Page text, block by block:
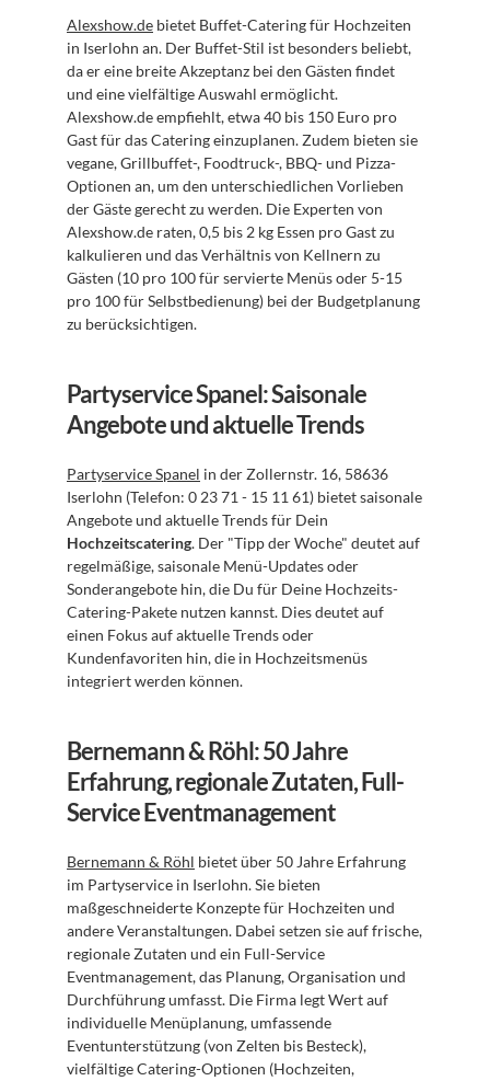
Alexshow.de bietet Buffet-Catering für Hochzeiten
in Iserlohn an. Der Buffet-Stil ist besonders beliebt,
da er eine breite Akzeptanz bei den Gästen findet
und eine vielfältige Auswahl ermöglicht.
Alexshow.de empfiehlt, etwa 40 bis 150 Euro pro
Gast für das Catering einzuplanen. Zudem bieten sie
vegane, Grillbuffet-, Foodtruck-, BBQ- und Pizza-
Optionen an, um den unterschiedlichen Vorlieben
der Gäste gerecht zu werden. Die Experten von
Alexshow.de raten, 0,5 bis 2 kg Essen pro Gast zu
kalkulieren und das Verhältnis von Kellnern zu
Gästen (10 pro 100 für servierte Menüs oder 5-15
pro 100 für Selbstbedienung) bei der Budgetplanung
zu berücksichtigen.
Partyservice Spanel: Saisonale
Angebote und aktuelle Trends
Partyservice Spanel in der Zollernstr. 16, 58636
Iserlohn (Telefon: 0 23 71 - 15 11 61) bietet saisonale
Hochzeitscatering. Der "Tipp der Woche" deutet auf
regelmäßige, saisonale Menü-Updates oder
Sonderangebote hin, die Du für Deine Hochzeits-
Catering-Pakete nutzen kannst. Dies deutet auf
einen Fokus auf aktuelle Trends oder
Kundenfavoriten hin, die in Hochzeitsmenüs
integriert werden können.
Bernemann & Röhl: 50 Jahre
Erfahrung, regionale Zutaten, Full-
Service Eventmanagement
Bernemann & Röhl bietet über 50 Jahre Erfahrung
im Partyservice in Iserlohn. Sie bieten
maßgeschneiderte Konzepte für Hochzeiten und
andere Veranstaltungen. Dabei setzen sie auf frische,
regionale Zutaten und ein Full-Service
Eventmanagement, das Planung, Organisation und
Durchführung umfasst. Die Firma legt Wert auf
individuelle Menüplanung, umfassende
Eventunterstützung (von Zelten bis Besteck),
vielfältige Catering-Optionen (Hochzeiten,